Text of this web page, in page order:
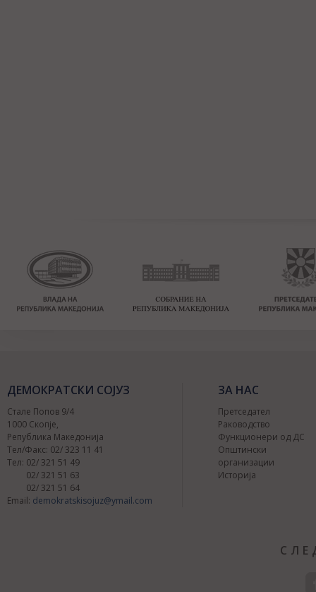
ДЕМОКРАТСКИ СОЈУЗ
Стале Попов 9/4
1000 Скопје,
Република Македонија
Тел/Факс: 02/ 323 11 41
Тел: 02/ 321 51 49
02/ 321 51 63
02/ 321 51 64
Email: demokratskisojuz@ymail.com
ЗА НАС
Претседател
Раководство
Функционери од ДС
Општински
организации
Историја